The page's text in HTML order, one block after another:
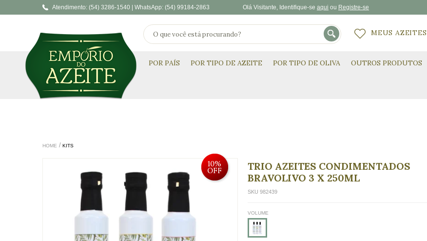
Atendimento: (54) 3286-1540 | WhatsApp: (54) 99184-2863 Olá Visitante , Identifique-se aqui Registre-se
MEUS AZEITES
POR PAÍS POR TIPO DE AZEITE POR TIPO DE OLIVA OUTROS PRODUTOS
HOME KITS
10%
OFF
TRIO AZEITES CONDIMENTADOS
BRAVOLIVO 3 X 250ML
SKU 982439
VOLUME